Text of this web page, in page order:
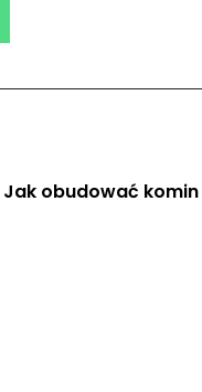
Jak obudować